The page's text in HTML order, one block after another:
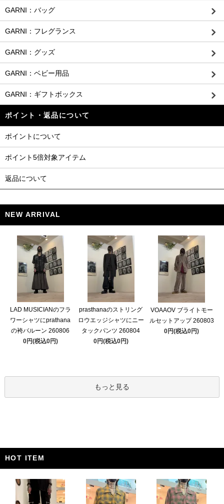
GARNI：バッグ
GARNI：フレグランス
GARNI：グッズ
GARNI：ベビー用品
GARNI：ギフトボックス
ポイント・返品について
ポイントについて
ポイント5倍対象アイテム
返品について
NEW ARRIVAL
LAD MUSICIANのフラ
ワーシャツにprathana
の袴バルーン 260806
0円(税込0円)
prasthanaのストリング
ロウエッジシャツにニー
タックパンツ 260804
0円(税込0円)
VOAAOV ブライトモー
ルセットアップ 260803
0円(税込0円)
もっと見る
HOT ITEM